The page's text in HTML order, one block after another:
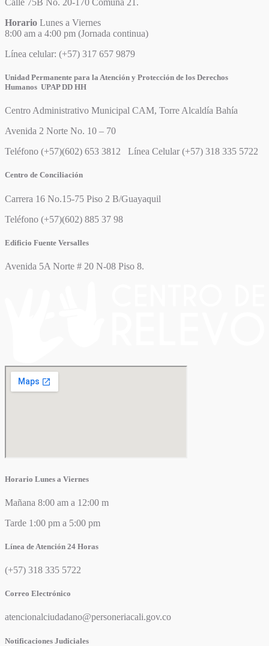
Calle 75B No. 20-170 Comuna 21.
Horario Lunes a Viernes
8:00 am a 4:00 pm (Jornada continua)
Línea celular: (+57) 317 657 9879
Unidad Permanente para la Atención y Protección de los Derechos
Humanos UPAP DD HH
Centro Administrativo Municipal CAM, Torre Alcaldía Bahía
Avenida 2 Norte No. 10 – 70
Teléfono (+57)(602) 653 3812 Línea Celular (+57) 318 335 5722
Centro de Conciliación
Carrera 16 No.15-75 Piso 2 B/Guayaquil
Teléfono (+57)(602) 885 37 98
Edificio Fuente Versalles
Avenida 5A Norte # 20 N-08 Piso 8.
Horario Lunes a Viernes
Mañana 8:00 am a 12:00 m
Tarde 1:00 pm a 5:00 pm
Línea de Atención 24 Horas
(+57) 318 335 5722
Correo Electrónico
atencionalciudadano@personeriacali.gov.co
Notificaciones Judiciales